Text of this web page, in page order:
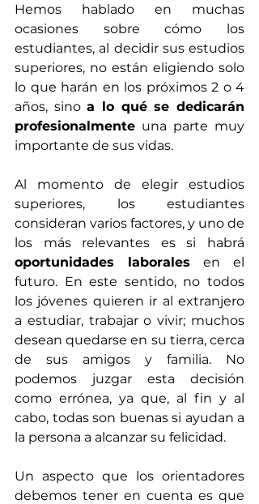
Hemos hablado en muchas
ocasiones sobre cómo los
estudiantes, al decidir sus estudios
superiores, no están eligiendo solo
lo que harán en los próximos 2 o 4
años, sino a lo qué se dedicarán
profesionalmente una parte muy
importante de sus vidas.
Al momento de elegir estudios
superiores, los estudiantes
consideran varios factores, y uno de
oportunidades laborales en el
futuro. En este sentido, no todos
los jóvenes quieren ir al extranjero
a estudiar, trabajar o vivir; muchos
desean quedarse en su tierra, cerca
de sus amigos y familia. No
podemos juzgar esta decisión
como errónea, ya que, al fin y al
cabo, todas son buenas si ayudan a
la persona a alcanzar su felicidad.
Un aspecto que los orientadores
debemos tener en cuenta es que